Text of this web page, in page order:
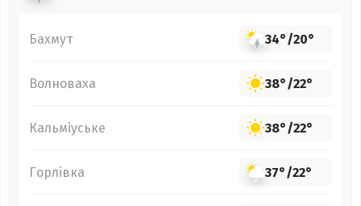
Бахмут 34°/20°
Волноваха 38°/22°
Кальміуське 38°/22°
Горлівка 37°/22°